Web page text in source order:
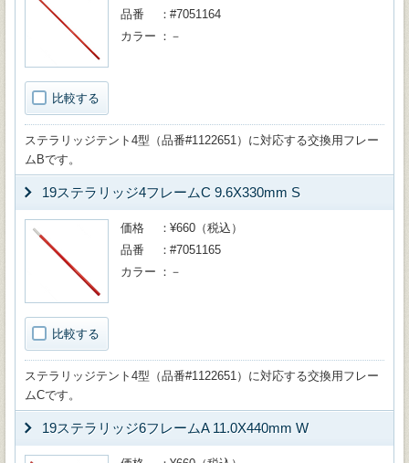
比較する
品番
#7051164
カラー
－
ステラリッジテント4型（品番#1122651）に対応する交換用フレー
ムBです。
19ステラリッジ4フレームC 9.6X330mm S
比較する
価格
¥660（税込）
品番
#7051165
カラー
－
ステラリッジテント4型（品番#1122651）に対応する交換用フレー
ムCです。
19ステラリッジ6フレームA 11.0X440mm W